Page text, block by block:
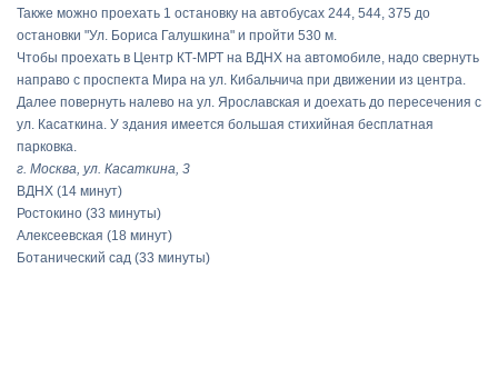
Также можно проехать 1 остановку на автобусах 244, 544, 375 до
остановки "Ул. Бориса Галушкина" и пройти 530 м.
Чтобы проехать в Центр КТ-МРТ на ВДНХ на автомобиле, надо свернуть
направо с проспекта Мира на ул. Кибальчича при движении из центра.
Далее повернуть налево на ул. Ярославская и доехать до пересечения с
ул. Касаткина. У здания имеется большая стихийная бесплатная
парковка.
г. Москва, ул. Касаткина, 3
ВДНХ (14 минут)
Ростокино (33 минуты)
Алексеевская (18 минут)
Ботанический сад (33 минуты)